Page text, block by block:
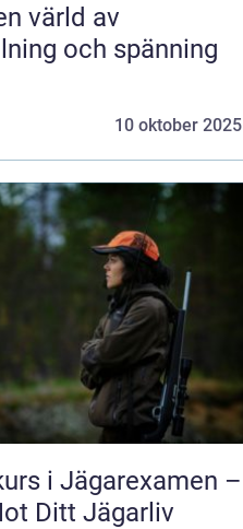
värld av
och spänning
10 oktober 2025
i Jägarexamen –
Ditt Jägarliv